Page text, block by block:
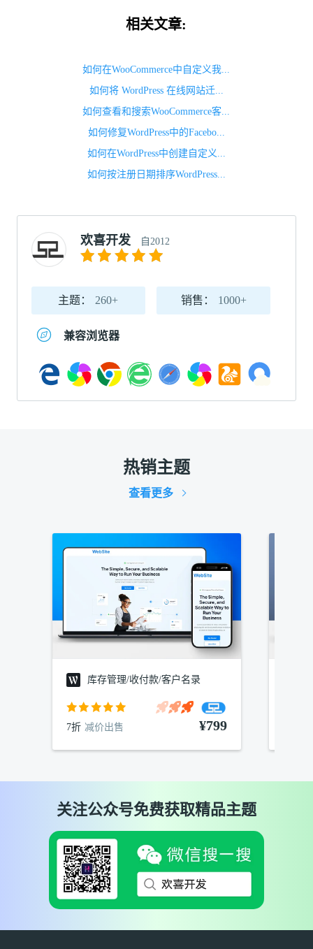
相关文章:
如何在WooCommerce中自定义我...
如何将 WordPress 在线网站迁...
如何查看和搜索WooCommerce客...
如何修复WordPress中的Facebo...
如何在WordPress中创建自定义...
如何按注册日期排序WordPress...
欢喜开发 自2012
主题： 260+ 销售： 1000+
兼容浏览器
热销主题
查看更多
库存管理/收付款/客户名录
7折 减价出售 ¥799
关注公众号免费获取精品主题